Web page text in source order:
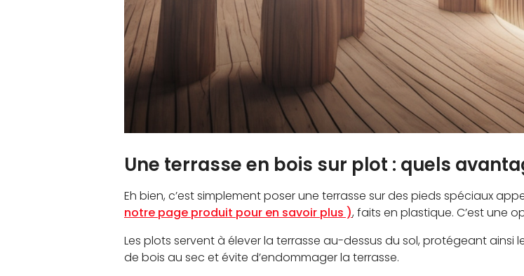
Une terrasse en bois sur plot : quels
Eh bien, c’est simplement poser une terrasse sur des pieds spéciaux
notre page produit pour en savoir plus ), faits en plastique. C’est une
Les plots servent à élever la terrasse au-dessus du sol, protégeant ainsi
de bois au sec et évite d’endommager la terrasse.